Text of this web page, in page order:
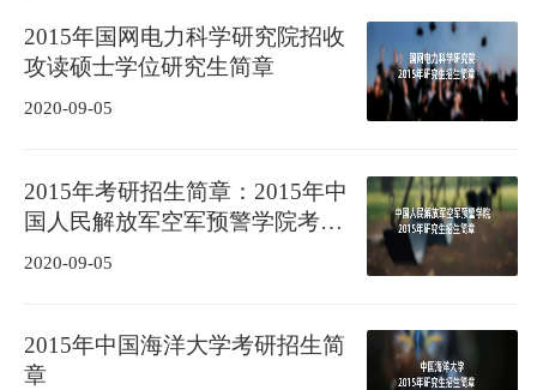
2015年国网电力科学研究院招收
攻读硕士学位研究生简章
2020-09-05
2015年考研招生简章：2015年中
国人民解放军空军预警学院考研
招生简章
2020-09-05
2015年中国海洋大学考研招生简
章